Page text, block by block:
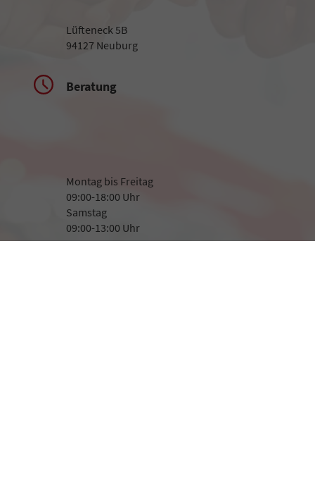
Lüfteneck 5B
94127 Neuburg
Beratung
Montag bis Freitag
09:00-18:00 Uhr
Samstag
09:00-13:00 Uhr